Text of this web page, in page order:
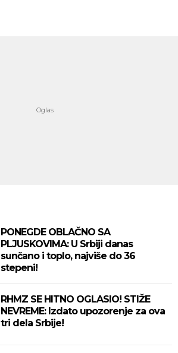
PONEGDE OBLAČNO SA
PLJUSKOVIMA: U Srbiji danas
sunčano i toplo, najviše do 36
stepeni!
RHMZ SE HITNO OGLASIO! STIŽE
NEVREME: Izdato upozorenje za ova
tri dela Srbije!